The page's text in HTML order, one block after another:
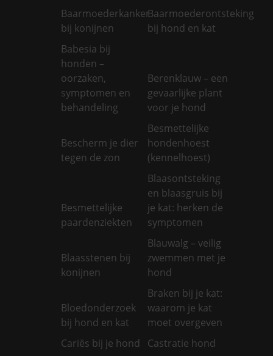
Baarmoederkanker
bij konijnen
Baarmoederontsteking
bij hond en kat
Babesia bij
honden –
oorzaken,
symptomen en
behandeling
Berenklauw – een
gevaarlijke plant
voor je hond
Bescherm je dier
tegen de zon
Besmettelijke
hondenhoest
(kennelhoest)
Besmettelijke
paardenziekten
Blaasontsteking
en blaasgruis bij
je kat: herken de
symptomen
Blaasstenen bij
konijnen
Blauwalg – veilig
zwemmen met je
hond
Bloedonderzoek
bij hond en kat
Braken bij je kat:
waarom je kat
moet overgeven
Cariës bij je hond
Castratie hond